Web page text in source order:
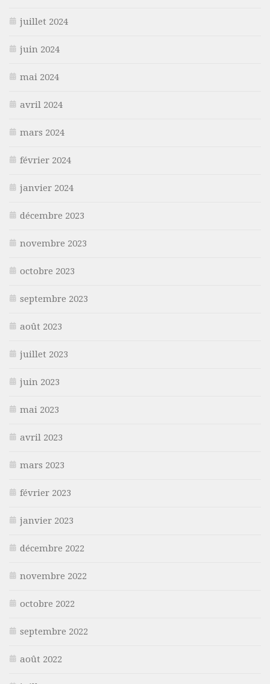
juillet 2024
juin 2024
mai 2024
avril 2024
mars 2024
février 2024
janvier 2024
décembre 2023
novembre 2023
octobre 2023
septembre 2023
août 2023
juillet 2023
juin 2023
mai 2023
avril 2023
mars 2023
février 2023
janvier 2023
décembre 2022
novembre 2022
octobre 2022
septembre 2022
août 2022